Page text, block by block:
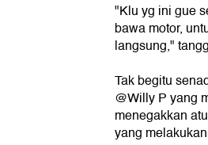
"Klu yg ini gue
bawa motor,
langsung,"
Tak begitu
@Willy P yang
menegakkan
yang